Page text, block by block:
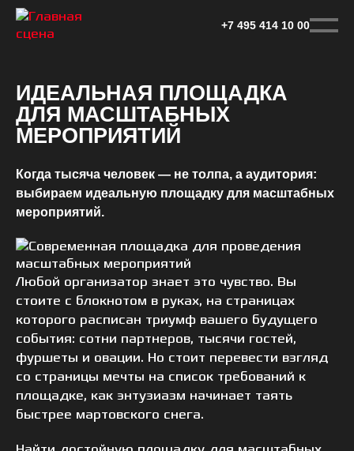
Перейти
основному
+7 495 414 10 00
ИДЕАЛЬНАЯ ПЛОЩАДКА
ДЛЯ МАСШТАБНЫХ
МЕРОПРИЯТИЙ
Когда тысяча человек — не толпа, а аудитория:
выбираем идеальную площадку для масштабных
мероприятий.
Любой организатор знает это чувство. Вы
стоите с блокнотом в руках, на страницах
которого расписан триумф вашего будущего
события: сотни партнеров, тысячи гостей,
фуршеты и овации. Но стоит перевести взгляд
со страницы мечты на список требований к
площадке, как энтузиазм начинает таять
быстрее мартовского снега.